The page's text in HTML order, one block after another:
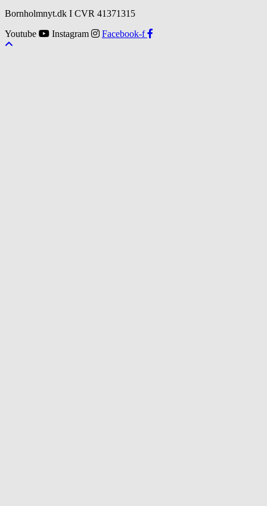
Bornholmnyt.dk I CVR 41371315
Youtube
Instagram Facebook-f